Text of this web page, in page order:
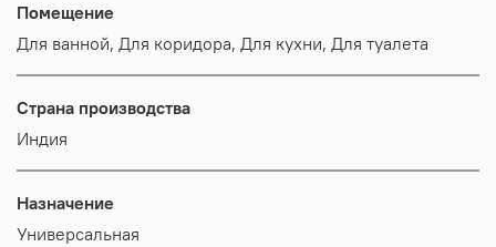
Помещение
Для ванной, Для коридора, Для кухни, Для туалета
Страна производства
Индия
Назначение
Универсальная